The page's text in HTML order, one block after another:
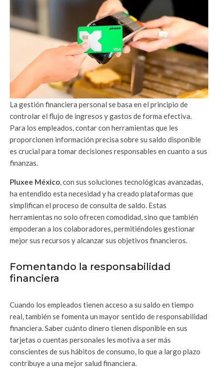
La gestión financiera personal se basa en el principio de
controlar el flujo de ingresos y gastos de forma efectiva.
Para los empleados, contar con herramientas que les
proporcionen información precisa sobre su saldo disponible
es crucial para tomar decisiones responsables en cuanto a sus
finanzas.
Pluxee México , con sus soluciones tecnológicas avanzadas,
ha entendido esta necesidad y ha creado plataformas que
simplifican el proceso de consulta de saldo. Estas
herramientas no solo ofrecen comodidad, sino que también
empoderan a los colaboradores, permitiéndoles gestionar
mejor sus recursos y alcanzar sus objetivos financieros.
Fomentando la responsabilidad
financiera
Cuando los empleados tienen acceso a su saldo en tiempo
real, también se fomenta un mayor sentido de responsabilidad
financiera. Saber cuánto dinero tienen disponible en sus
tarjetas o cuentas personales les motiva a ser más
conscientes de sus hábitos de consumo, lo que a largo plazo
contribuye a una mejor salud financiera.